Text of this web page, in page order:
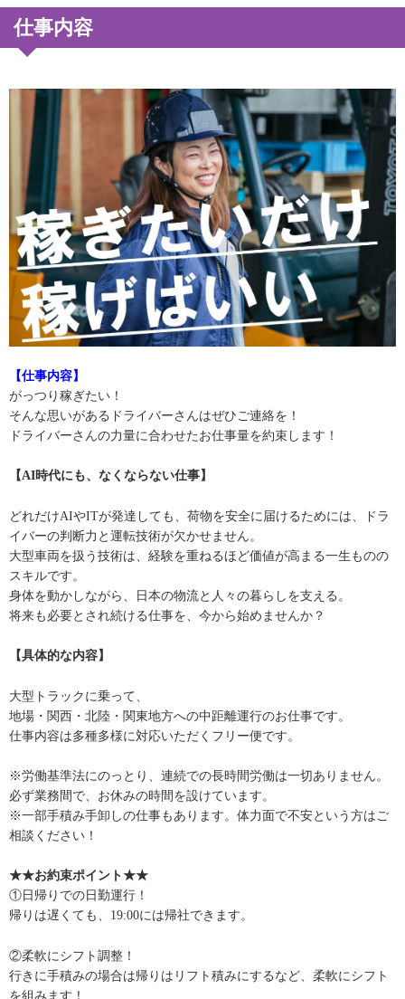
仕事内容
【仕事内容】
がっつり稼ぎたい！
そんな思いがあるドライバーさんはぜひご連絡を！
ドライバーさんの力量に合わせたお仕事量を約束します！
【AI時代にも、なくならない仕事】
どれだけAIやITが発達しても、荷物を安全に届けるためには、ドラ
イバーの判断力と運転技術が欠かせません。
大型車両を扱う技術は、経験を重ねるほど価値が高まる一生ものの
スキルです。
身体を動かしながら、日本の物流と人々の暮らしを支える。
将来も必要とされ続ける仕事を、今から始めませんか？
【具体的な内容】
大型トラックに乗って、
地場・関西・北陸・関東地方への中距離運行のお仕事です。
仕事内容は多種多様に対応いただくフリー便です。
※労働基準法にのっとり、連続での長時間労働は一切ありません。
必ず業務間で、お休みの時間を設けています。
※一部手積み手卸しの仕事もあります。体力面で不安という方はご
相談ください！
★★お約束ポイント★★
①日帰りでの日勤運行！
帰りは遅くても、19:00には帰社できます。
②柔軟にシフト調整！
行きに手積みの場合は帰りはリフト積みにするなど、柔軟にシフト
を組みます！